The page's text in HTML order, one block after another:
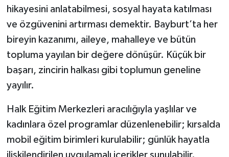
hikayesini anlatabilmesi, sosyal hayata katılması
ve özgüvenini artırması demektir. Bayburt’ta her
bireyin kazanımı, aileye, mahalleye ve bütün
topluma yayılan bir değere dönüşür. Küçük bir
başarı, zincirin halkası gibi toplumun geneline
yayılır.
Halk Eğitim Merkezleri aracılığıyla yaşlılar ve
kadınlara özel programlar düzenlenebilir; kırsalda
mobil eğitim birimleri kurulabilir; günlük hayatla